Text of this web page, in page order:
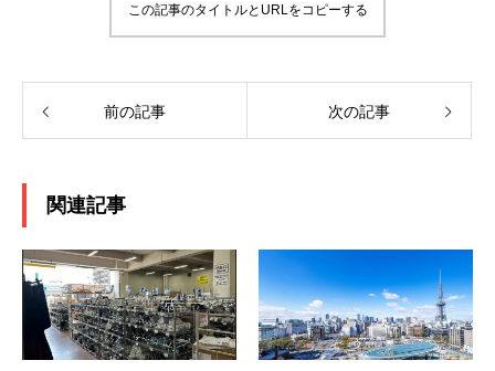
この記事のタイトルとURLをコピーする
前の記事 次の記事
関連記事